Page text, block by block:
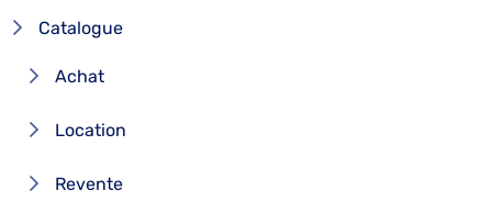
Catalogue
Achat
Location
Revente